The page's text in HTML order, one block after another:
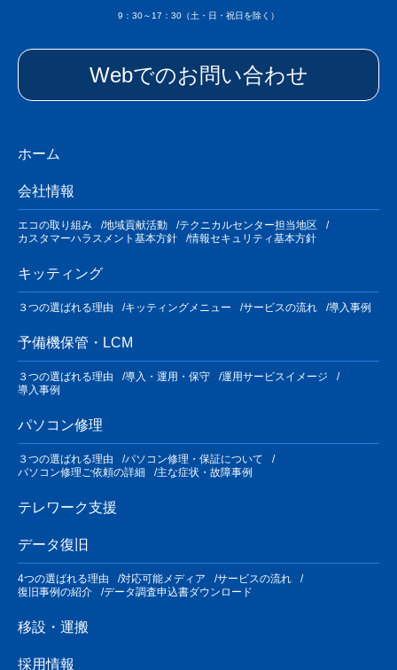
9：30～17：30（土・日・祝日を除く）
Webでのお問い合わせ
ホーム
会社情報
エコの取り組み 地域貢献活動
テクニカルセンター担当地区
カスタマーハラスメント基本方針
情報セキュリティ基本方針
キッティング
３つの選ばれる理由 キッティングメニュー サービスの流れ 導入事例
予備機保管・LCM
３つの選ばれる理由 導入・運用・保守
運用サービスイメージ
導入事例
パソコン修理
３つの選ばれる理由
パソコン修理・保証について
パソコン修理ご依頼の詳細
主な症状・故障事例
テレワーク支援
データ復旧
4つの選ばれる理由 対応可能メディア
サービスの流れ
復旧事例の紹介
データ調査申込書ダウンロード
移設・運搬
採用情報